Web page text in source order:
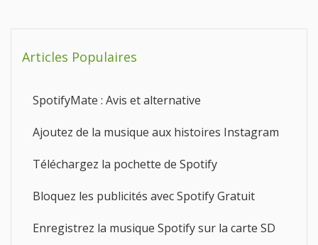
Articles Populaires
SpotifyMate : Avis et alternative
Ajoutez de la musique aux histoires Instagram
Téléchargez la pochette de Spotify
Bloquez les publicités avec Spotify Gratuit
Enregistrez la musique Spotify sur la carte SD